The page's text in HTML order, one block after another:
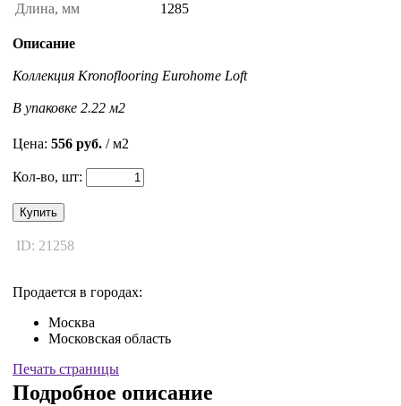
Длина, мм
1285
Описание
Коллекция Kronoflooring Eurohome Loft
В упаковке 2.22 м2
Цена: 556 руб. / м2
Кол-во, шт:
Купить
ID: 21258
Продается в городах:
Москва
Московская область
Печать страницы
Подробное описание